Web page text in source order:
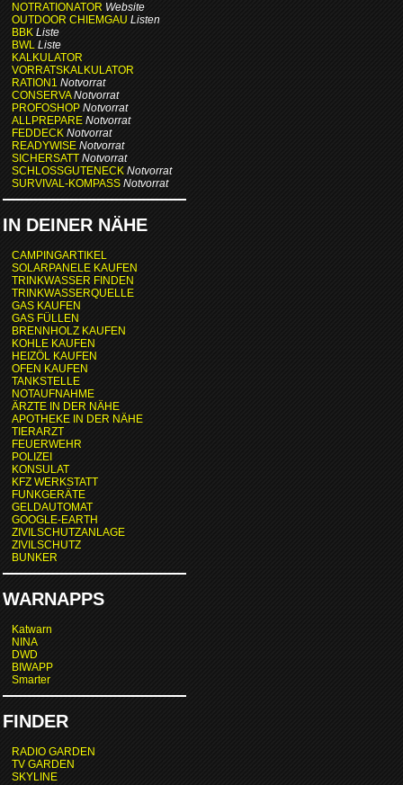
NOTRATIONATOR Website
OUTDOOR CHIEMGAU Listen
BBK Liste
BWL Liste
KALKULATOR
VORRATSKALKULATOR
RATION1 Notvorrat
CONSERVA Notvorrat
PROFOSHOP Notvorrat
ALLPREPARE Notvorrat
FEDDECK Notvorrat
READYWISE Notvorrat
SICHERSATT Notvorrat
SCHLOSSGUTENECK Notvorrat
SURVIVAL-KOMPASS Notvorrat
IN DEINER NÄHE
CAMPINGARTIKEL
SOLARPANELE KAUFEN
TRINKWASSER FINDEN
TRINKWASSERQUELLE
GAS KAUFEN
GAS FÜLLEN
BRENNHOLZ KAUFEN
KOHLE KAUFEN
HEIZÖL KAUFEN
OFEN KAUFEN
TANKSTELLE
NOTAUFNAHME
ÄRZTE IN DER NÄHE
APOTHEKE IN DER NÄHE
TIERARZT
FEUERWEHR
POLIZEI
KONSULAT
KFZ WERKSTATT
FUNKGERÄTE
GELDAUTOMAT
GOOGLE-EARTH
ZIVILSCHUTZANLAGE
ZIVILSCHUTZ
BUNKER
WARNAPPS
Katwarn
NINA
DWD
BIWAPP
Smarter
FINDER
RADIO GARDEN
TV GARDEN
SKYLINE